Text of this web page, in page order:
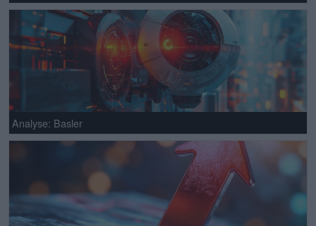
Analyse: Basler